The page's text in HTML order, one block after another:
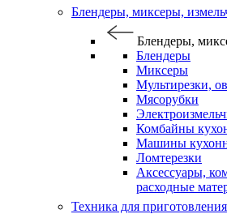
Блендеры, миксеры,
Блендеры,
Блендеры
Миксеры
Мультирезки,
Мясорубки
Комбайны
Машины
Ломтерезки
Аксессуары,
расходные
Техника для